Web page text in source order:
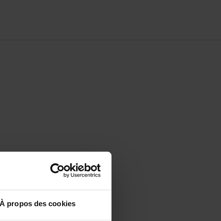
À propos des cookies